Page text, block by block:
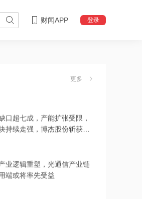
财闻APP 登录
更多
强，中嘉博创涨停
口超七成，产能扩张受限，
持续走强，博杰股份斩获三
业逻辑重塑，光通信产业链
端或将率先受益